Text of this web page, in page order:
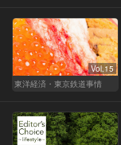
Vol.15
東洋経済・東京鉄道事情